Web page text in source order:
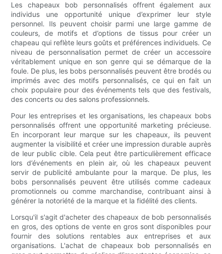
Les chapeaux bob personnalisés offrent également aux
individus une opportunité unique d’exprimer leur style
personnel. Ils peuvent choisir parmi une large gamme de
couleurs, de motifs et d’options de tissus pour créer un
chapeau qui reflète leurs goûts et préférences individuels. Ce
niveau de personnalisation permet de créer un accessoire
véritablement unique en son genre qui se démarque de la
foule. De plus, les bobs personnalisés peuvent être brodés ou
imprimés avec des motifs personnalisés, ce qui en fait un
choix populaire pour des événements tels que des festivals,
des concerts ou des salons professionnels.
Pour les entreprises et les organisations, les chapeaux bobs
personnalisés offrent une opportunité marketing précieuse.
En incorporant leur marque sur les chapeaux, ils peuvent
augmenter la visibilité et créer une impression durable auprès
de leur public cible. Cela peut être particulièrement efficace
lors d’événements en plein air, où les chapeaux peuvent
servir de publicité ambulante pour la marque. De plus, les
bobs personnalisés peuvent être utilisés comme cadeaux
promotionnels ou comme marchandise, contribuant ainsi à
générer la notoriété de la marque et la fidélité des clients.
Lorsqu'il s'agit d'acheter des chapeaux de bob personnalisés
en gros, des options de vente en gros sont disponibles pour
fournir des solutions rentables aux entreprises et aux
organisations. L'achat de chapeaux bob personnalisés en